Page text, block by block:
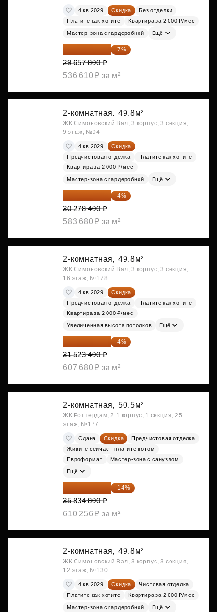
4 кв 2029 Скидка
Без отделки
Платите как хотите
Квартира за 2 000 ₽/мес
Мастер-зона с гардеробной Ещё
27 581 754 ₽ -7%
29 657 800 ₽
536 610 ₽ за м²
2-комнатная, 49.8м²
ЖК Симоновский Вал, 3 корпус, 3 секция,
9 этаж, №94
4 кв 2029
Скидка
Предчистовая отделка
Платите как хотите
Квартира за 2 000 ₽/мес
Мастер-зона с гардеробной Ещё
29 067 264 ₽ -4%
30 278 400 ₽
583 680 ₽ за м²
2-комнатная, 49.8м²
ЖК Симоновский Вал, 3 корпус, 3 секция,
16 этаж, №178
4 кв 2029
Скидка
Предчистовая отделка
Платите как хотите
Квартира за 2 000 ₽/мес
Увеличенная высота потолков Ещё
30 262 464 ₽ -4%
31 523 400 ₽
607 680 ₽ за м²
2-комнатная, 50.5м²
ЖК Роттердам, 2.1 корпус, 1 секция, 25
этаж, №177
Сдана Скидка
Предчистовая отделка
Живите сейчас - платите потом
Евроформат
Мастер-зона с санузлом
Ещё
30 817 928 ₽ -14%
35 834 800 ₽
610 256 ₽ за м²
2-комнатная, 49.8м²
ЖК Симоновский Вал, 3 корпус, 3 секция,
12 этаж, №130
4 кв 2029 Скидка
Чистовая отделка
Платите как хотите
Квартира за 2 000 ₽/мес
Мастер-зона с гардеробной Ещё